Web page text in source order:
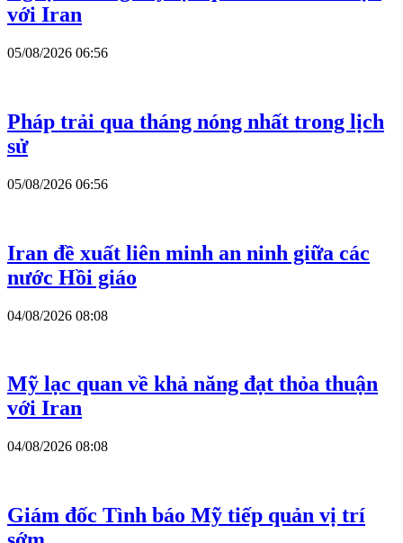
với Iran
05/08/2026 06:56
Pháp trải qua tháng nóng nhất trong lịch
sử
05/08/2026 06:56
Iran đề xuất liên minh an ninh giữa các
nước Hồi giáo
04/08/2026 08:08
Mỹ lạc quan về khả năng đạt thỏa thuận
với Iran
04/08/2026 08:08
Giám đốc Tình báo Mỹ tiếp quản vị trí